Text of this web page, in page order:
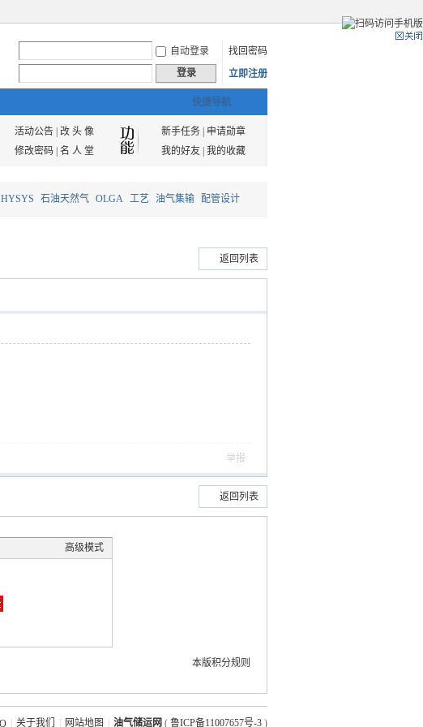
自动登录
找回密码
登录 立即注册
快捷导航
活动公告| 改 头 像 新手任务|
申请勋章
修改密码| 名 人 堂 我的好友| 我的收藏
HYSYS 石油天然气 OLGA 工艺 油气集输 配管设计
返回列表
举报
返回列表
高级模式
本版积分规则
关于我们 网站地图 油气储运网 ( 鲁ICP备11007657号-3 )